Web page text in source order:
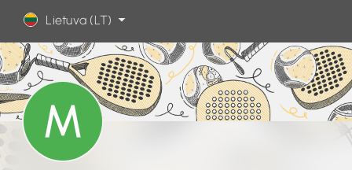
Lietuva (LT)